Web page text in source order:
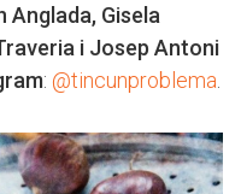
Anglada, Gisela
i Josep Antoni
: @tincunproblema